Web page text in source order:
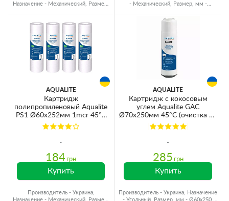
Назначение - Механический, Размер,
- Механический, Размер, мм -
AQUALITE
Картридж
полипропиленовый Aqualite
PS1 Ø60x252мм 1mcr 45°C
(очистка от механических
примесей) (упаковка 4шт)
184 грн
Купить
Производитель - Украина,
Назначение - Механический, Размер,
AQUALITE
Картридж с кокосовым
углем Aqualite GAC
Ø70x250мм 45°C (очистка от
хлора и органических
загрязнений)
285 грн
Купить
Производитель - Украина, Назначение
- Угольный, Размер, мм - Ø60x250,